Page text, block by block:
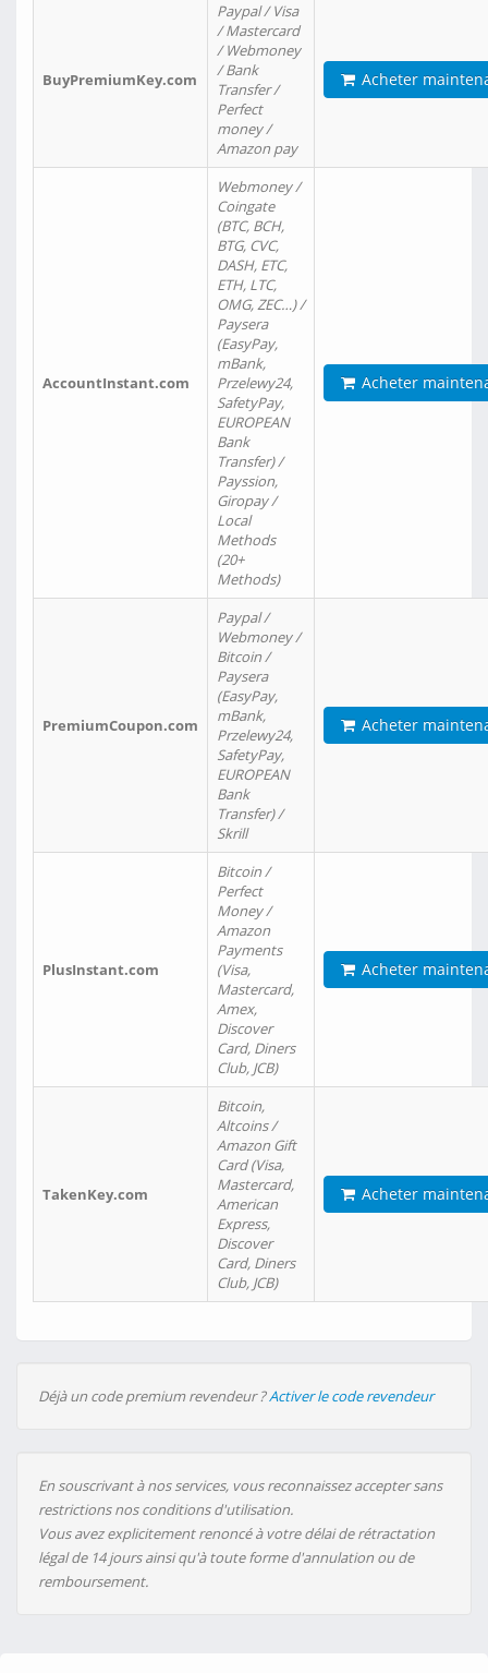
BuyPremiumKey.com
Paypal / Visa
/ Mastercard
/ Webmoney
/ Bank
Transfer /
Perfect
money /
Amazon pay
Acheter
AccountInstant.com
Webmoney /
Coingate
(BTC, BCH,
BTG, CVC,
DASH, ETC,
ETH, LTC,
OMG, ZEC…) /
Paysera
(EasyPay,
mBank,
Przelewy24,
SafetyPay,
EUROPEAN
Bank
Transfer) /
Payssion,
Giropay /
Local
Methods
(20+
Methods)
Acheter
PremiumCoupon.com
Paypal /
Webmoney /
Bitcoin /
Paysera
(EasyPay,
mBank,
Przelewy24,
SafetyPay,
EUROPEAN
Bank
Transfer) /
Skrill
Acheter
PlusInstant.com
Bitcoin /
Perfect
Money /
Amazon
Payments
(Visa,
Mastercard,
Amex,
Discover
Card, Diners
Club, JCB)
Acheter
TakenKey.com
Bitcoin,
Altcoins /
Amazon Gift
Card (Visa,
Mastercard,
American
Express,
Discover
Card, Diners
Club, JCB)
Acheter
Déjà un code premium revendeur ?Activer le code revendeur
En souscrivant à nos services, vous reconnaissez accepter sans
restrictions nos conditions d'utilisation.
Vous avez explicitement renoncé à votre délai de rétractation
légal de 14 jours ainsi qu'à toute forme d'annulation ou de
remboursement.